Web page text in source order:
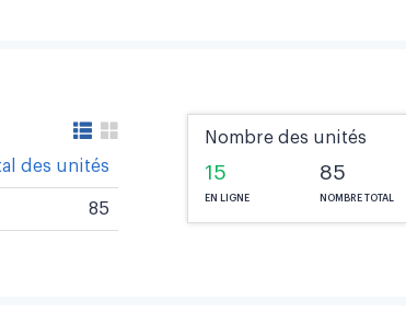
Nombre des unités
15
EN LIGNE
85
NOMBRE TOTAL
des unités
85